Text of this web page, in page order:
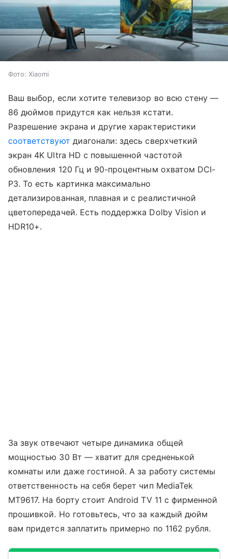
Фото: Xiaomi
Ваш выбор, если хотите телевизор во всю стену —
86 дюймов придутся как нельзя кстати.
Разрешение экрана и другие характеристики
соответствуют диагонали: здесь сверхчеткий
экран 4K Ultra HD с повышенной частотой
обновления 120 Гц и 90-процентным охватом DCI-
P3. То есть картинка максимально
детализированная, плавная и с реалистичной
цветопередачей. Есть поддержка Dolby Vision и
HDR10+.
За звук отвечают четыре динамика общей
мощностью 30 Вт — хватит для средненькой
комнаты или даже гостиной. А за работу системы
ответственность на себя берет чип MediaTek
MT9617. На борту стоит Android TV 11 с фирменной
прошивкой. Но готовьтесь, что за каждый дюйм
вам придется заплатить примерно по 1162 рубля.